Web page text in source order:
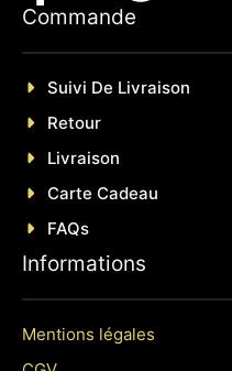
Commande
Suivi De Livraison
Retour
Livraison
Carte Cadeau
FAQs
Informations
Mentions légales